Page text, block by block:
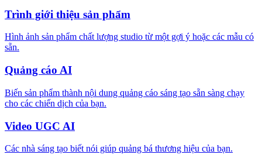
Trình giới thiệu sản phẩm
Hình ảnh sản phẩm chất lượng studio từ một gợi ý hoặc các mẫu có
sẵn.
Quảng cáo AI
Biến sản phẩm thành nội dung quảng cáo sáng tạo sẵn sàng chạy
cho các chiến dịch của bạn.
Video UGC AI
Các nhà sáng tạo biết nói giúp quảng bá thương hiệu của bạn.